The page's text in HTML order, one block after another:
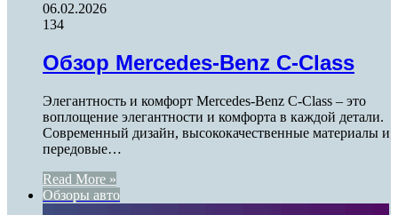
06.02.2026
134
Обзор Mercedes-Benz C-Class
Элегантность и комфорт Mercedes-Benz C-Class – это
воплощение элегантности и комфорта в каждой детали.
Современный дизайн, высококачественные материалы и
передовые…
Read More »
Обзоры авто